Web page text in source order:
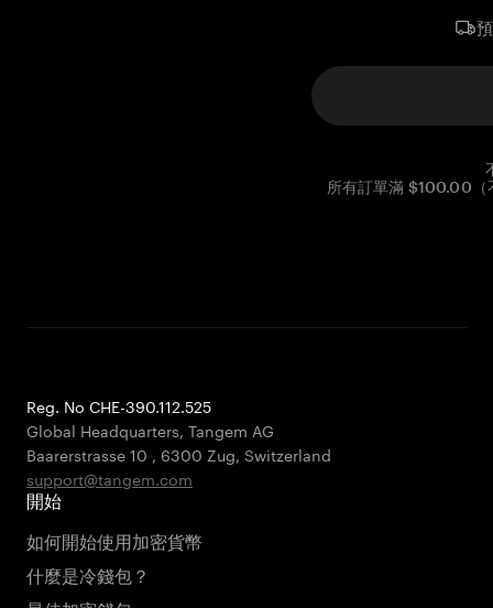
所有訂單滿 $100.00（
Reg. No CHE-390.112.525
Global Headquarters, Tangem AG
Baarerstrasse 10 , 6300 Zug, Switzerland
support@tangem.com
開始
如何開始使用加密貨幣
什麼是冷錢包？